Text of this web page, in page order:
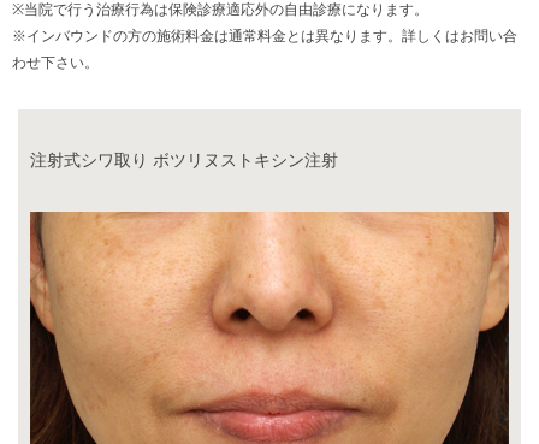
※当院で行う治療行為は保険診療適応外の自由診療になります。
※インバウンドの方の施術料金は通常料金とは異なります。詳しくはお問い合
わせ下さい。
注射式シワ取り ボツリヌストキシン注射